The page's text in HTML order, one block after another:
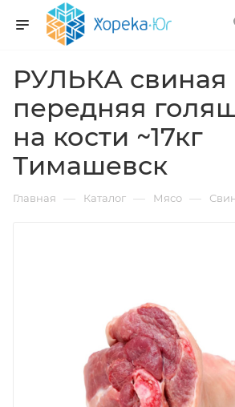
РУЛЬКА свиная
передняя
на кости ~17кг
Тимашевск
Главная — Каталог — Мясо —